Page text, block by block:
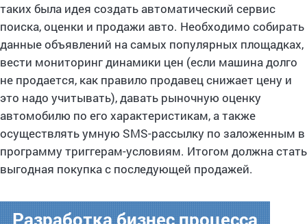
таких была идея создать автоматический сервис
поиска, оценки и продажи авто. Необходимо собирать
данные объявлений на самых популярных площадках,
вести мониторинг динамики цен (если машина долго
не продается, как правило продавец снижает цену и
это надо учитывать), давать рыночную оценку
автомобилю по его характеристикам, а также
осуществлять умную SMS-рассылку по заложенным в
программу триггерам-условиям. Итогом должна стать
выгодная покупка с последующей продажей.
Разработка бизнес процесса